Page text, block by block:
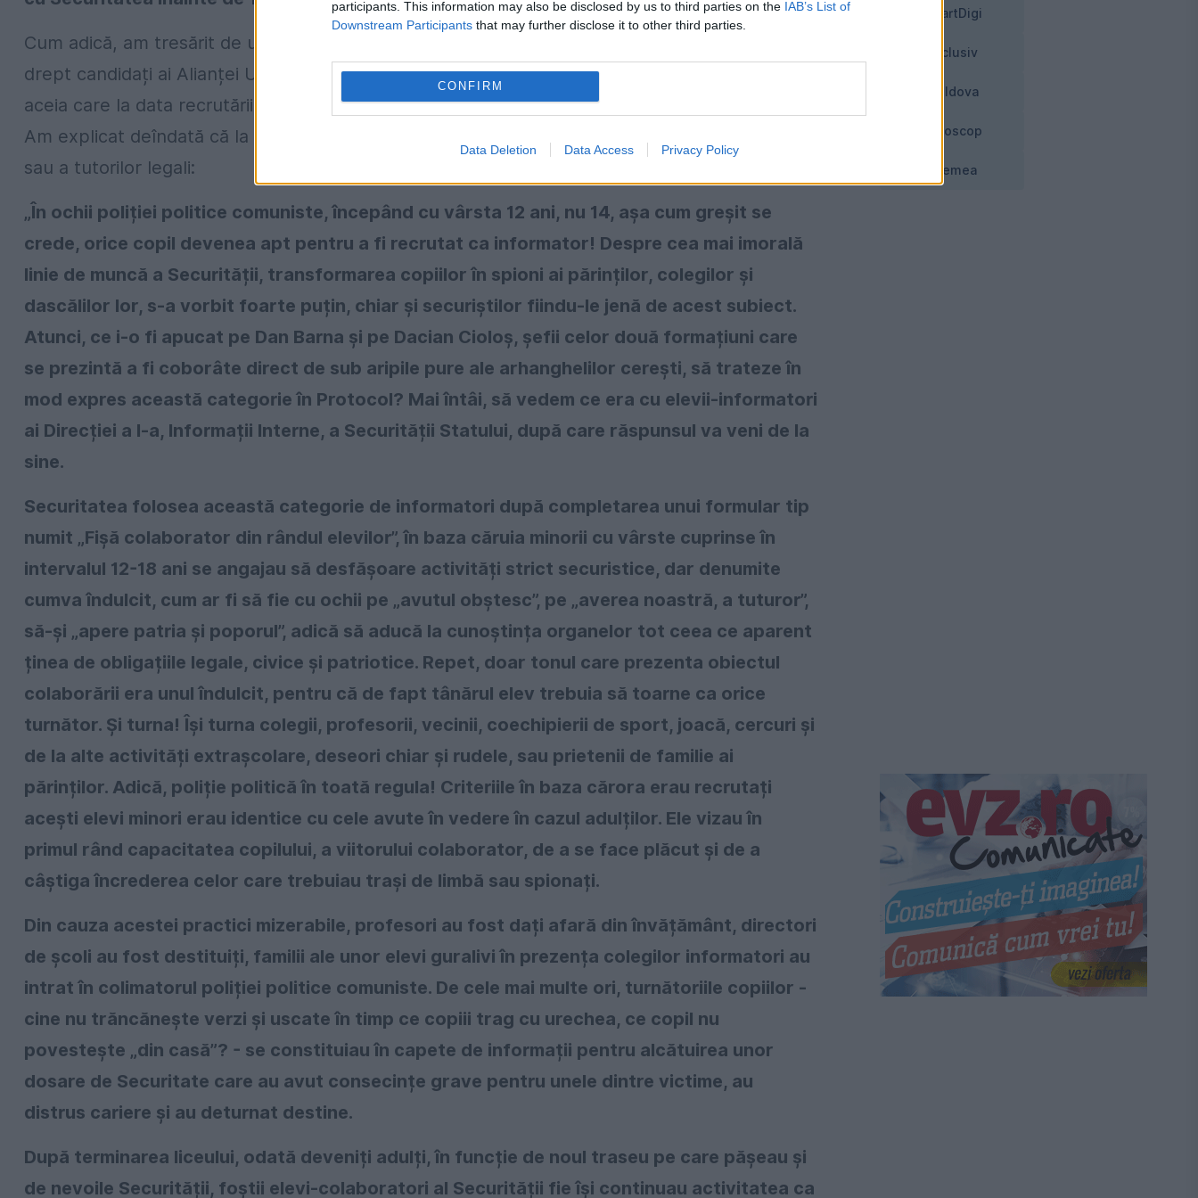
participants. This information may also be disclosed by us to third parties on the IAB’s List of
Downstream Participants that may further disclose it to other third parties.
CONFIRM
Data Deletion Data Access Privacy Policy
Cum adică, am tresărit de uimire, atunci când am citit prevederea, vor putea fi desemnați
drept candidați ai Alianței USR-PLUS cei care au fost colaboratori ai Securității, dar doar
aceia care la data recrutării erau minori? Da, așa este, Securitatea recruta minori, mi-am spus!
Am explicat deîndată că la recrutare, minorul se angaja să colaboreze fără știința părinților
sau a tutorilor legali:
„În ochii poliției politice comuniste, începând cu vârsta 12 ani, nu 14, așa cum greșit se
crede, orice copil devenea apt pentru a fi recrutat ca informator! Despre cea mai imorală
linie de muncă a Securității, transformarea copiilor în spioni ai părinților, colegilor și
dascălilor lor, s-a vorbit foarte puțin, chiar și securiștilor fiindu-le jenă de acest subiect.
Atunci, ce i-o fi apucat pe Dan Barna și pe Dacian Cioloș, șefii celor două formațiuni care
se prezintă a fi coborâte direct de sub aripile pure ale arhanghelilor cerești, să trateze în
mod expres această categorie în Protocol? Mai întâi, să vedem ce era cu elevii-informatori
ai Direcției a I-a, Informații Interne, a Securității Statului, după care răspunsul va veni de la
sine.
Securitatea folosea această categorie de informatori după completarea unui formular tip
numit „Fișă colaborator din rândul elevilor”, în baza căruia minorii cu vârste cuprinse în
intervalul 12-18 ani se angajau să desfășoare activități strict securistice, dar denumite
cumva îndulcit, cum ar fi să fie cu ochii pe „avutul obștesc”, pe „averea noastră, a tuturor”,
să-și „apere patria și poporul”, adică să aducă la cunoștința organelor tot ceea ce aparent
ținea de obligațiile legale, civice și patriotice. Repet, doar tonul care prezenta obiectul
colaborării era unul îndulcit, pentru că de fapt tânărul elev trebuia să toarne ca orice
turnător. Și turna! Își turna colegii, profesorii, vecinii, coechipierii de sport, joacă, cercuri și
de la alte activități extrașcolare, deseori chiar și rudele, sau prietenii de familie ai
părinților. Adică, poliție politică în toată regula! Criteriile în baza cărora erau recrutați
acești elevi minori erau identice cu cele avute în vedere în cazul adulților. Ele vizau în
primul rând capacitatea copilului, a viitorului colaborator, de a se face plăcut și de a
câștiga încrederea celor care trebuiau trași de limbă sau spionați.
Din cauza acestei practici mizerabile, profesori au fost dați afară din învățământ, directori
de școli au fost destituiți, familii ale unor elevi guralivi în prezența colegilor informatori au
intrat în colimatorul poliției politice comuniste. De cele mai multe ori, turnătoriile copiilor -
cine nu trăncănește verzi și uscate în timp ce copiii trag cu urechea, ce copil nu
povestește „din casă”? - se constituiau în capete de informații pentru alcătuirea unor
dosare de Securitate care au avut consecințe grave pentru unele dintre victime, au
distrus cariere și au deturnat destine.
După terminarea liceului, odată deveniți adulți, în funcție de noul traseu pe care pășeau și
de nevoile Securității, foștii elevi-colaboratori al Securității fie își continuau activitatea ca
SmartDigi
Exclusiv
Moldova
Horoscop
Vremea